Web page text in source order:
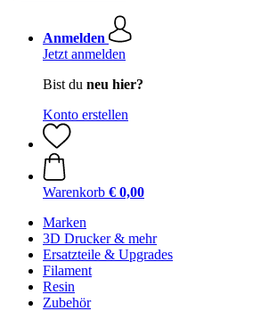
Anmelden
Jetzt anmelden
Bist du neu hier?
Konto erstellen
Warenkorb € 0,00
Marken
3D Drucker & mehr
Ersatzteile & Upgrades
Filament
Resin
Zubehör